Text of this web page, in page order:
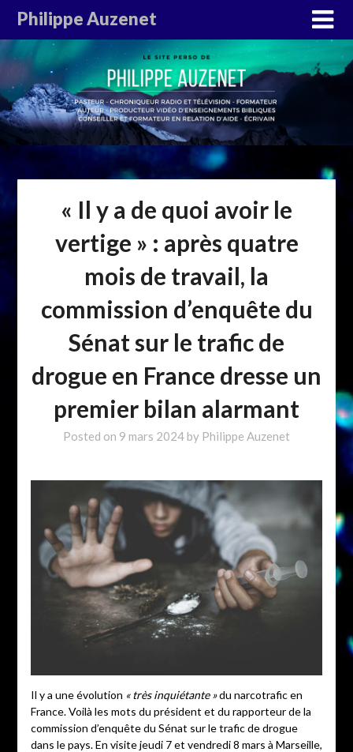
Philippe Auzenet
« Il y a de quoi avoir le
vertige » : après quatre
mois de travail, la
commission d’enquête du
Sénat sur le trafic de
drogue en France dresse un
premier bilan alarmant
Posted on 9 mars 2024 by Philippe Auzenet
Il y a une évolution « très inquiétante »du narcotrafic en
France. Voilà les mots du président et du rapporteur de la
commission d’enquête du Sénat sur le trafic de drogue
dans le pays. En visite jeudi 7 et vendredi 8 mars à Marseille,